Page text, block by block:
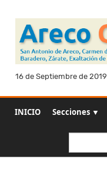
16 de Septiembre de 2019
INICIO Secciones ▼